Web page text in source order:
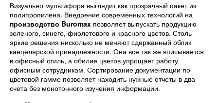
Визуально мультифора выглядит как прозрачный пакет из
полипропилена. Внедрение современных технологий на
производство Buromax позволяет выпускать продукцию
зеленого, синего, фиолетового и красного цветов. Столь
яркие решения нисколько не меняют сдержанный облик
канцелярской принадлежности. Она все так же вписывается
в офисный стиль, а обилие цветов упрощает работу
офисным сотрудникам. Сортирование документации по
цветовой гамме позволяет находить нужные отчеты в два
счета без монотонного изучения информации.